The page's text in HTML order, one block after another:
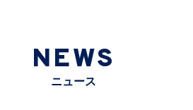
NEWS
ニュース